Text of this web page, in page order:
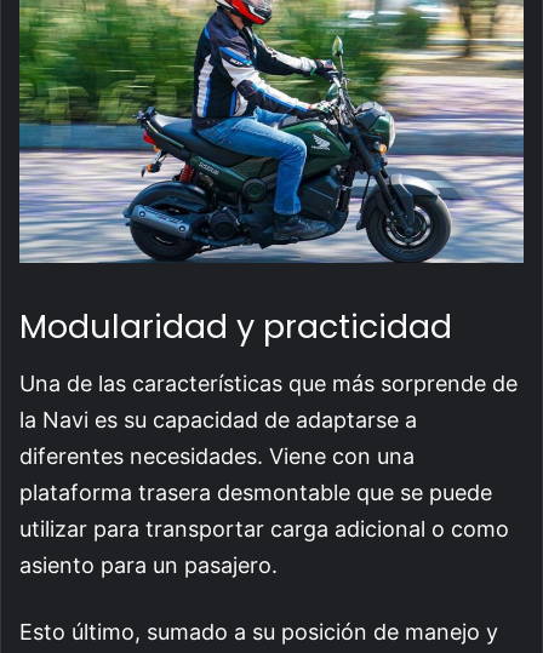
Modularidad y practicidad
Una de las características que más sorprende de
la Navi es su capacidad de adaptarse a
diferentes necesidades. Viene con una
plataforma trasera desmontable que se puede
utilizar para transportar carga adicional o como
asiento para un pasajero.
Esto último, sumado a su posición de manejo y